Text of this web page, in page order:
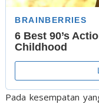
Pada kesempatan